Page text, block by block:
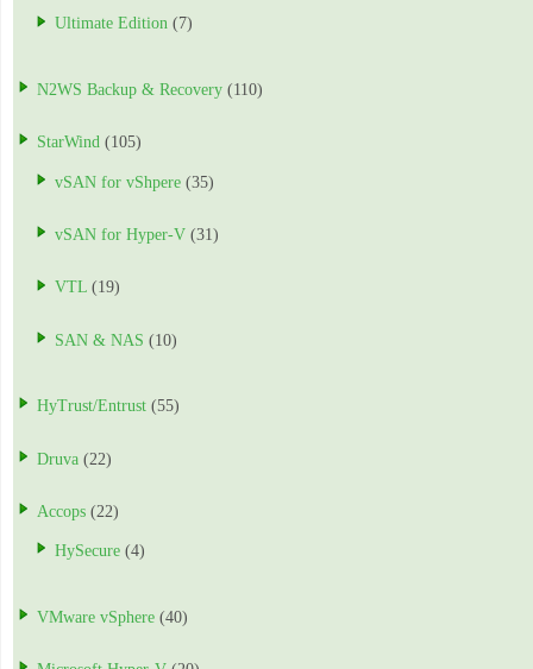
Ultimate Edition (7)
N2WS Backup & Recovery (110)
StarWind (105)
vSAN for vShpere (35)
vSAN for Hyper-V (31)
VTL (19)
SAN & NAS (10)
HyTrust/Entrust (55)
Druva (22)
Accops (22)
HySecure (4)
VMware vSphere (40)